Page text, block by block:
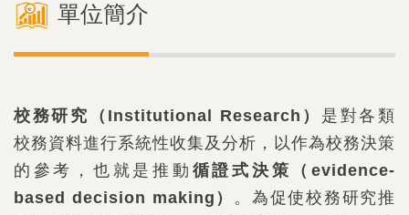
單位簡介
校務研究（ Institutional Research ） 是對各類
校務資料進行系統性收集及分析，以作為校務決策
的參考，也就是推動 循證式決策（evidence-
based decision making ） 。為促使校務研究推